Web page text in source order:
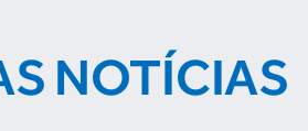
NOTÍCIAS